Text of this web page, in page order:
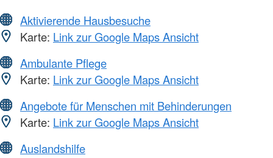
Aktivierende Hausbesuche
Karte: Link zur Google Maps Ansicht
Ambulante Pflege
Karte: Link zur Google Maps Ansicht
Angebote für Menschen mit Behinderungen
Karte: Link zur Google Maps Ansicht
Auslandshilfe